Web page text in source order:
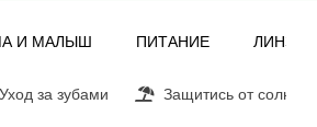
И МАЛЫШ ПИТАНИЕ ЛИНЗЫ
Уход за зубами Защитись от солнца